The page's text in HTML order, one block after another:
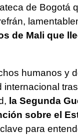
de Bogotá
de Mali que
humanos y
la Segunda
sobre el
para